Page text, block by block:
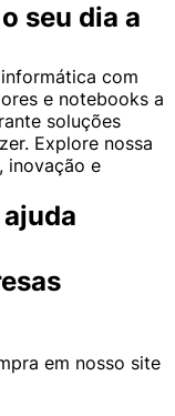
seu dia a
com
e notebooks a
soluções
Explore nossa
inovação e
em nosso site